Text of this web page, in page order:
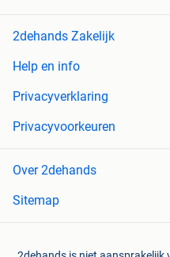
2dehands Zakelijk
Help en info
Privacyverklaring
Privacyvoorkeuren
Over 2dehands
Sitemap